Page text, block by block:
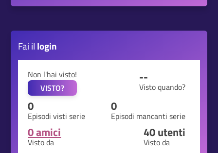
Fai il login
Non l'hai visto!
VISTO?
--
Visto quando?
0
Episodi visti serie
0
Episodi mancanti serie
0 amici
Visto da
40utenti
Visto da